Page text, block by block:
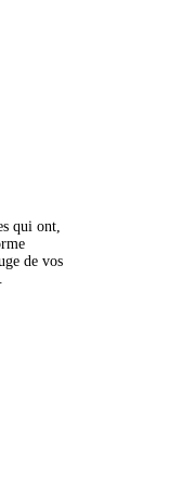
qui ont,
de vos